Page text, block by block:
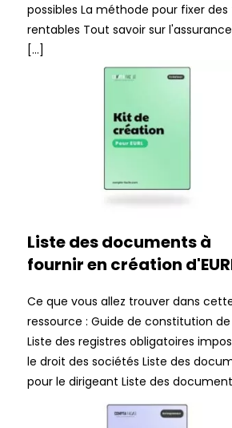
possibles La méthode pour fixer des
rentables Tout savoir sur l'assurance
[…]
Liste des documents à
fournir en création
Ce que vous allez trouver dans
ressource : Guide de constitution de
Liste des registres obligatoires
le droit des sociétés Liste des
pour le dirigeant Liste des